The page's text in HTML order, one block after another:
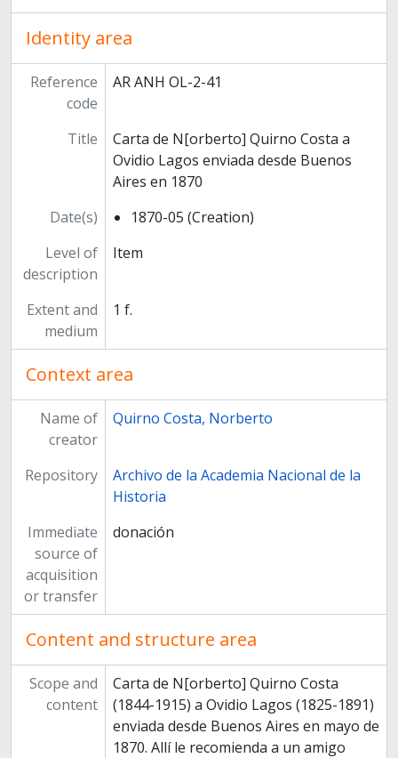
Identity area
Reference
code
AR ANH OL-2-41
Title
Carta de N[orberto] Quirno Costa a
Ovidio Lagos enviada desde Buenos
Aires en 1870
Date(s)
1870-05 (Creation)
Level of
description
Item
Extent and
medium
1 f.
Context area
Name of
creator
Quirno Costa, Norberto
Repository
Archivo de la Academia Nacional de la
Historia
Immediate
source of
acquisition
or transfer
donación
Content and structure area
Scope and
content
Carta de N[orberto] Quirno Costa
(1844-1915) a Ovidio Lagos (1825-1891)
enviada desde Buenos Aires en mayo de
1870. Allí le recomienda a un amigo